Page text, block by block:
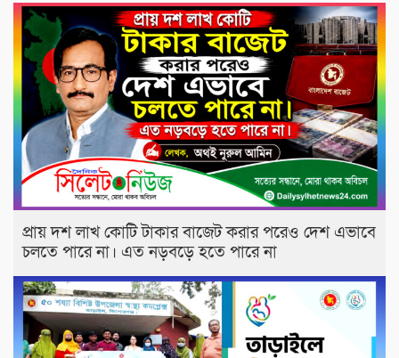
প্রায় দশ লাখ কোটি টাকার বাজেট করার পরেও দেশ এভাবে
চলতে পারে না। এত নড়বড়ে হতে পারে না